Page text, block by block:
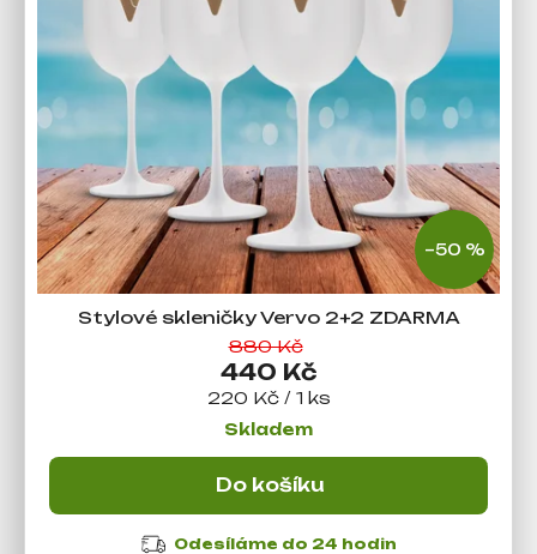
–50 %
Stylové skleničky Vervo 2+2 ZDARMA
880 Kč
440 Kč
Měrná
cena:
220 Kč / 1 ks
Skladem
Do košíku
Odesíláme do 24 hodin